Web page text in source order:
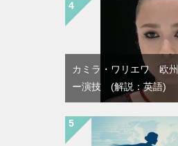
カミラ・ワリエワ 欧
ー演技 (解説：英語)